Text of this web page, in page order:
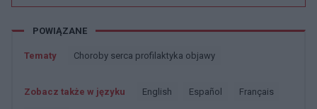
POWIĄZANE
Tematy Choroby serca profilaktyka objawy
Zobacz także w języku english español français